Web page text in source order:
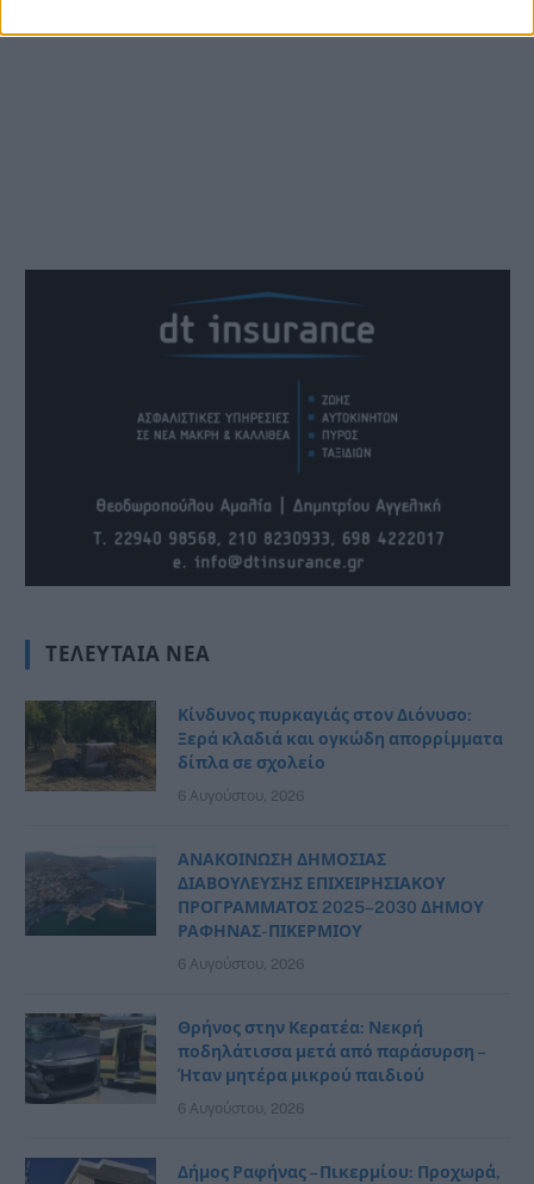
ΤΕΛΕΥΤΑΊΑ ΝΈΑ
Κίνδυνος πυρκαγιάς στον Διόνυσο:
Ξερά κλαδιά και ογκώδη απορρίμματα
δίπλα σε σχολείο
6 Αυγούστου, 2026
ΑΝΑΚΟΙΝΩΣΗ ΔΗΜΟΣΙΑΣ
ΔΙΑΒΟΥΛΕΥΣΗΣ ΕΠΙΧΕΙΡΗΣΙΑΚΟΥ
ΠΡΟΓΡΑΜΜΑΤΟΣ 2025–2030 ΔΗΜΟΥ
ΡΑΦΗΝΑΣ- ΠΙΚΕΡΜΙΟΥ
6 Αυγούστου, 2026
Θρήνος στην Κερατέα: Νεκρή
ποδηλάτισσα μετά από παράσυρση –
Ήταν μητέρα μικρού παιδιού
6 Αυγούστου, 2026
Δήμος Ραφήνας – Πικερμίου: Προχωρά,